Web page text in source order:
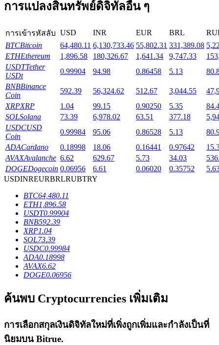
การล็อค BTR
การลงทุนพิเศษสำหรับผู้ถือ BTR
บริการยืมเงินที่ได้รับการสนับสนุนจาก Crypto
คว้าผลกำไรระยะยาวและผลประโยชน์ที่ยืดหยุ่น
การแปลงสินทรัพย์ดิจิทัลอื่น ๆ
การเข้ารหัสลับ USD INR EUR BRL
BTCBitcoin 64,480.11 6,130,733.46 55,802.31 331,389.08
ETHEthereum 1,896.58 180,326.67 1,641.34 9,747.33
USDTTether
USDt
0.99904 94.98 0.86458 5.13
BNBBinance
Coin
592.39 56,324.62 512.67 3,044.55
XRPXRP 1.04 99.15 0.90250 5.35
SOLSolana 73.39 6,978.02 63.51 377.18
USDCUSD
Coin
0.99984 95.06 0.86528 5.13
ADACardano 0.18998 18.06 0.16441 0.97642
AVAXAvalanche 6.62 629.67 5.73 34.03
DOGEDogecoin 0.06956 6.61 0.06020 0.35752
USDINREURBRLRUBTRY
BTC64,480.11
ETH1,896.58
USDT0.99904
BNB592.39
XRP1.04
SOL73.39
USDC0.99984
ADA0.18998
AVAX6.62
DOGE0.06956
ค้นพบ Cryptocurrencies เพิ่มเติม
การเลือกสกุลเงินดิจิทัลใหม่ที่เพิ่งถูกเพิ่มและกำลังเป็นที่
นิยมบน Bitrue.